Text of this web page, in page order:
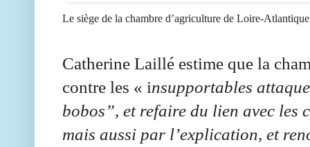
Le siège de la chambre d’agriculture de Loire-Atlantique
Catherine Laillé estime que la
contre les « insupportables
bobos”, et refaire du lien avec les
mais aussi par l’explication, et